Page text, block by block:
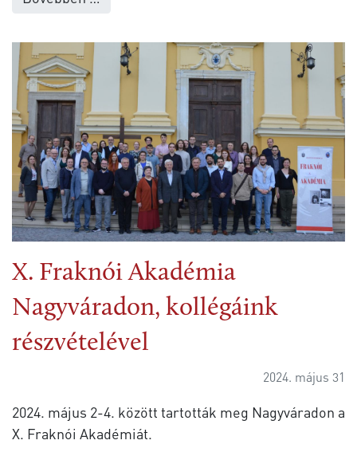
X. Fraknói Akadémia
Nagyváradon, kollégáink
részvételével
2024. május 31
2024. május 2-4. között tartották meg Nagyváradon a
X. Fraknói Akadémiát.